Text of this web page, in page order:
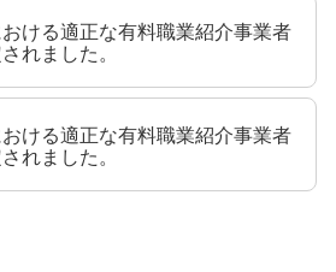
ける適正な有料職業紹介事業者
れました。
ける適正な有料職業紹介事業者
れました。